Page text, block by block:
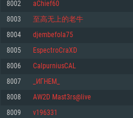
Mínimo
Sistema Operativo: Windows 10 (64
Processador: Dual-Core 2.2 GHz
Mínimo
Sistema Operativo: Mac OS Big Sur
Processador: Core i5 2.2GHz
Mínimo
Sistema Operativo: Distribuições
Processador: Dual-Core 2.4 GHz
8002 aChief60
8003 至高无上的老牛
8004 djembefola75
8005 EspectroCraXD
8006 CalpurniusCAL
8007 _ИГНЕМ_
8008 AW2D Mast3rs@live
8009 v196331